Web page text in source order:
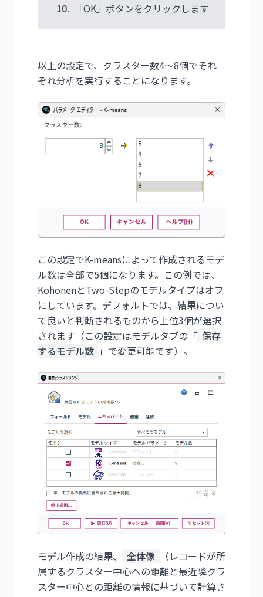
10.
「OK」ボタンをクリックします
以上の設定で、クラスター数4～8個でそれ
ぞれ分析を実行することになります。
この設定でK-meansによって作成されるモデ
ル数は全部で5個になります。この例では、
KohonenとTwo-Stepのモデルタイプはオフ
にしています。デフォルトでは、結果につい
て良いと判断されるものから上位3個が選択
されます（この設定はモデルタブの「 保存
するモデル数 」で変更可能です）。
モデル作成の結果、 全体像
（レコードが所
属するクラスター中心への距離と最近隣クラ
スター中心との距離の情報に基づいて計算さ